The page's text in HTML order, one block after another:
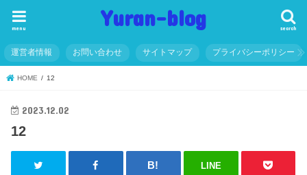
Yuran-blog search
menu
運営者情報 お問い合わせ サイトマップ プライバシーポリシー
HOME 12
2023.12.02
12
LINE